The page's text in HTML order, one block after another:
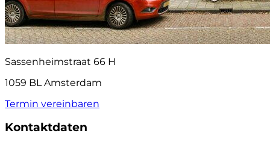
Sassenheimstraat 66 H
1059 BL Amsterdam
Termin vereinbaren
Kontaktdaten